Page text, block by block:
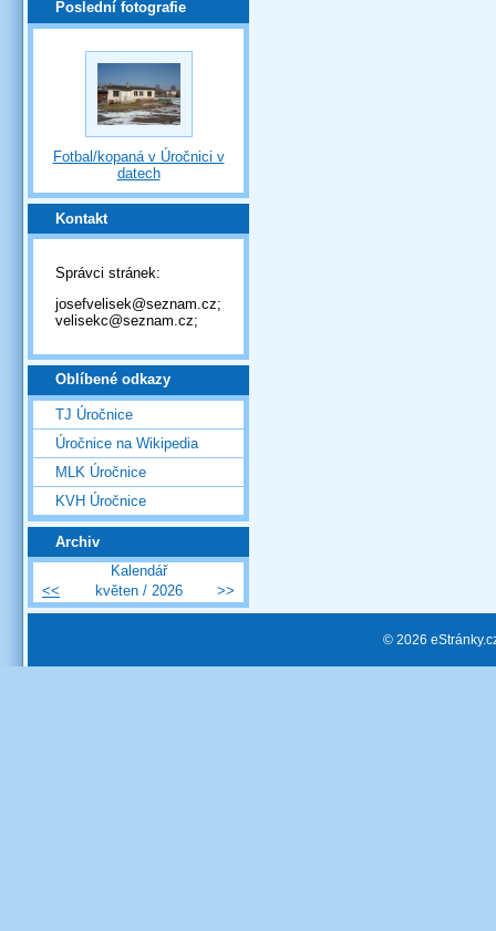
Poslední fotografie
Fotbal/kopaná v Úročnici v
datech
Kontakt
Správci stránek:
josefvelisek@seznam.cz;
velisekc@seznam.cz;
Oblíbené odkazy
TJ Úročnice
Úročnice na Wikipedia
MLK Úročnice
KVH Úročnice
Archiv
Kalendář
<<
květen / 2026 >>
© 2026